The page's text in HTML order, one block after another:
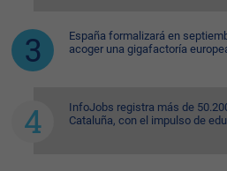
España formalizará en
acoger una gigafactoría
InfoJobs registra más de
Cataluña, con el impulso de